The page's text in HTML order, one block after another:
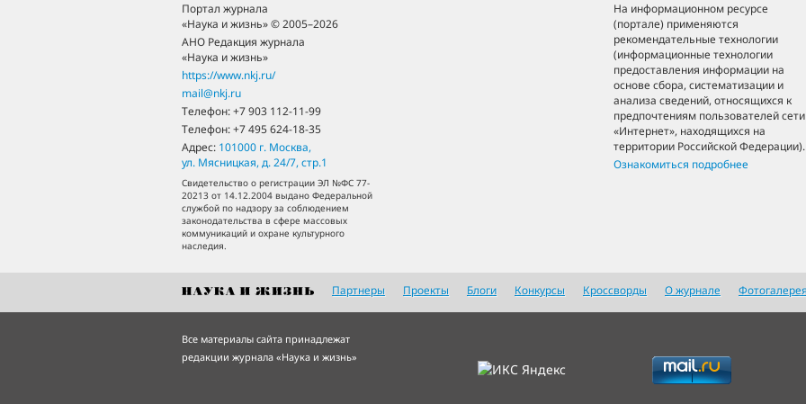
Портал журнала
«Наука и жизнь» © 2005–2026
АНО Редакция журнала
«Наука и жизнь»
https://www.nkj.ru/
mail@nkj.ru
Телефон:+7 903 112-11-99
Телефон:+7 495 624-18-35
Адрес: 101000 г. Москва,
ул. Мясницкая, д. 24/7, стр.1
Свидетельство о регистрации ЭЛ №ФС 77-
20213 от 14.12.2004 выдано Федеральной
службой по надзору за соблюдением
законодательства в сфере массовых
коммуникаций и охране культурного
наследия.
На информационном ресурсе
(портале) применяются
рекомендательные технологии
(информационные технологии
предоставления информации на
основе сбора, систематизации и
анализа сведений, относящихся к
предпочтениям пользователей сети
«Интернет», находящихся на
территории Российской Федерации).
Ознакомиться подробнее
Партнеры Проекты Блоги Конкурсы Кроссворды О журнале
Все материалы сайта принадлежат
редакции журнала «Наука и жизнь»